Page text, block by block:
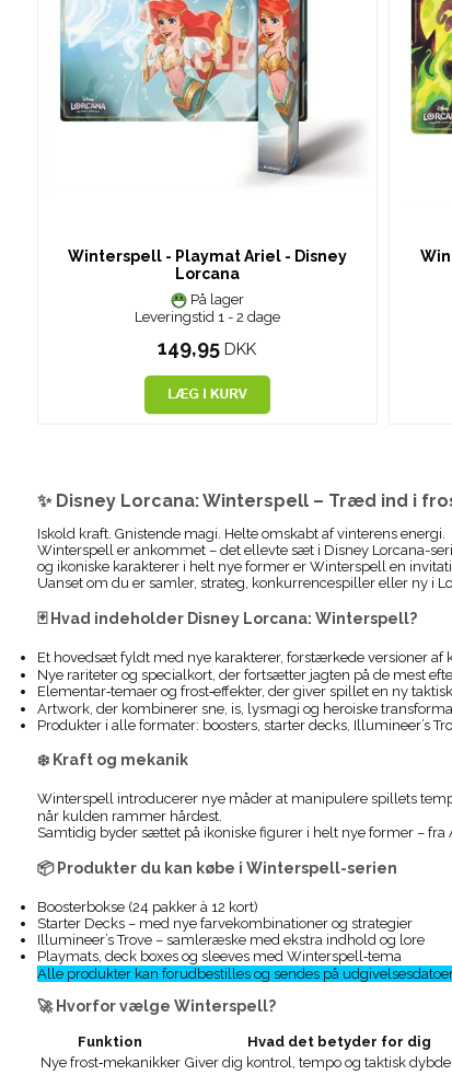
Winterspell - Playmat Ariel - Disney
Lorcana
På lager
Leveringstid 1 - 2 dage
149,95DKK
✨ Disney Lorcana: Winterspell – Træd ind i
Iskold kraft. Gnistende magi. Helte omskabt af vinterens energi.
Winterspell er ankommet – det ellevte sæt i Disney Lorcana-
og ikoniske karakterer i helt nye former er Winterspell en
Uanset om du er samler, strateg, konkurrencespiller eller ny i
🃏 Hvad indeholder Disney Lorcana: Winterspell?
Et hovedsæt fyldt med nye karakterer, forstærkede versioner af
Nye rariteter og specialkort, der fortsætter jagten på de mest
Elementar‑temaer og frost‑effekter, der giver spillet en ny
Artwork, der kombinerer sne, is, lysmagi og heroiske
Produkter i alle formater: boosters, starter decks, Illumineer’s
❄️ Kraft og mekanik
Winterspell introducerer nye måder at manipulere spillets
når kulden rammer hårdest.
Samtidig byder sættet på ikoniske figurer i helt nye former –
📦 Produkter du kan købe i Winterspell-serien
Boosterbokse (24 pakker à 12 kort)
Starter Decks – med nye farvekombinationer og strategier
Illumineer’s Trove – samleræske med ekstra indhold og lore
Playmats, deck boxes og sleeves med Winterspell‑tema
Alle produkter kan forudbestilles og sendes på
🚀 Hvorfor vælge Winterspell?
Funktion
Hvad det betyder for dig
Nye frost‑mekanikker Giver dig kontrol, tempo og taktisk dybde